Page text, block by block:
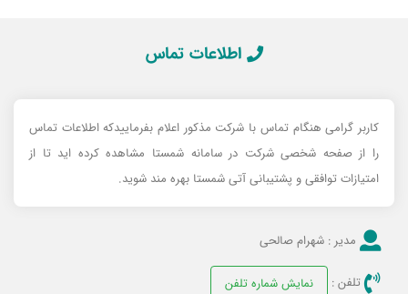
اطلاعات تماس
کاربر گرامی هنگام تماس با شرکت مذکور اعلام بفرماییدکه اطلاعات تماس
را از صفحه شخصی شرکت در سامانه شمستا مشاهده کرده اید تا از
امتیازات توافقی و پشتیبانی آتی شمستا بهره مند شوید.
مدیر : شهرام صالحی
تلفن : نمایش شماره تلفن